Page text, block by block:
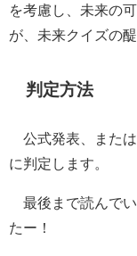
を考慮し、未来の
が、未来クイズの
判定方法
公式発表、または
に判定します。
最後まで読んでい
たー！